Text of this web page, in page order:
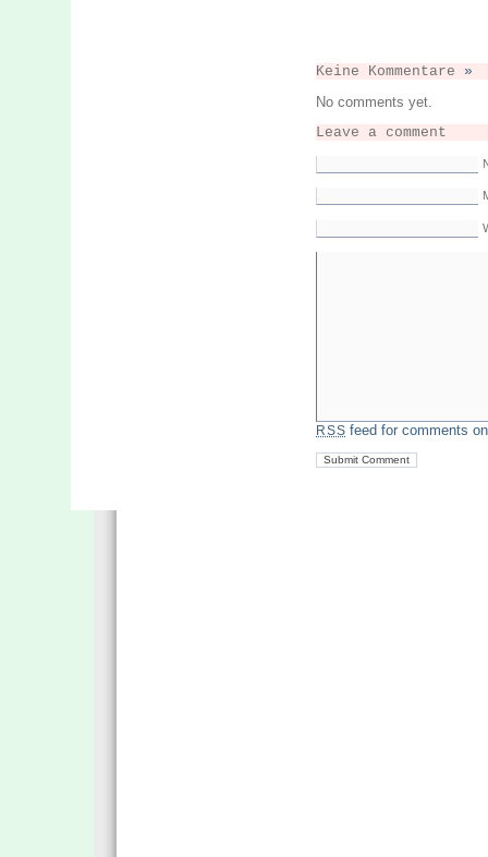
Keine Kommentare »
No comments yet.
Leave a comment
RSS feed for comments